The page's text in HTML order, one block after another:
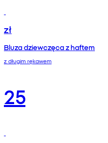
zł
Bluza dziewczęca z haftem
z długim rękawem
25